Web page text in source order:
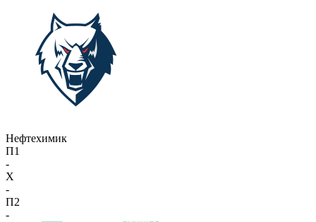
Нефтехимик
П1
-
X
-
П2
-